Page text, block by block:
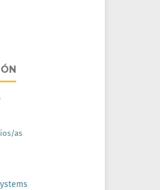
as